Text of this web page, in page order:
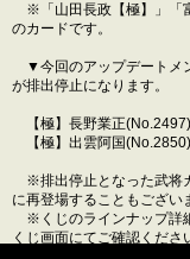
※「山田長政【極】」「
のカードです。
▼今回のアップデートメ
が排出停止になります。
【極】長野業正(No.2497)
【極】出雲阿国(No.2850)
※排出停止となった武将
に再登場することもござい
※くじのラインナップ詳
くじ画面にてご確認くださ